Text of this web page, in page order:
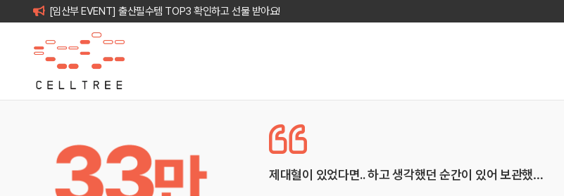
[임산부 EVENT] 출산필수템 TOP3 확인하고 선물 받아요!
면.. 하고 생각했던 순간이 있어 보관했… 사랑하는 우리 아이의 건강한 내일을 지켜주고 싶은 마음…